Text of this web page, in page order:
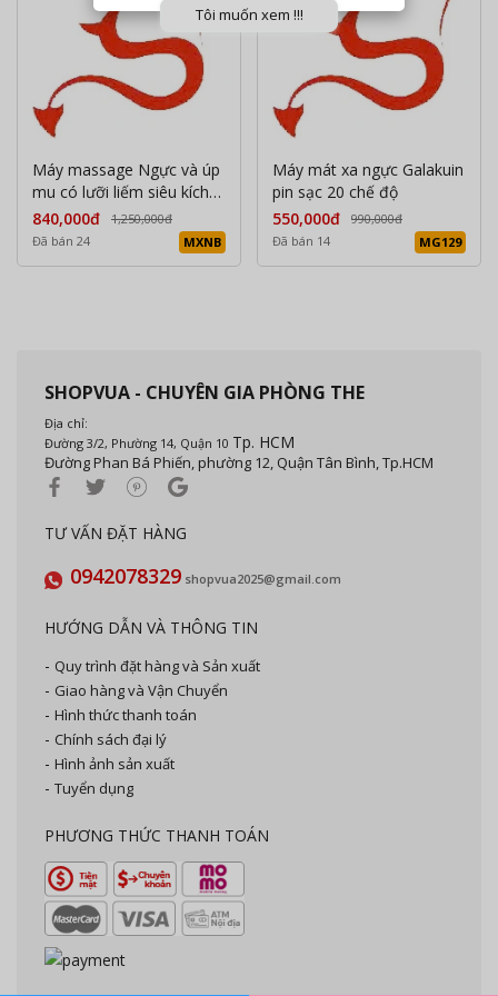
Máy massage Ngực và úp
mu có lưỡi liếm siêu kích
thích
840,000đ
1,250,000đ
Đã bán 24
MXNB
Máy mát xa ngực Galakuin
pin sạc 20 chế độ
550,000đ
990,000đ
Đã bán 14
MG129
SHOPVUA - CHUYÊN GIA PHÒNG THE
Địa chỉ:
Đường 3/2, Phường 14, Quận 10 Tp. HCM
Đường Phan Bá Phiến, phường 12, Quận Tân Bình, Tp.HCM
TƯ VẤN ĐẶT HÀNG
0942078329 shopvua2025@gmail.com
HƯỚNG DẪN VÀ THÔNG TIN
Quy trình đặt hàng và Sản xuất
Giao hàng và Vận Chuyển
Hình thức thanh toán
Chính sách đại lý
Hình ảnh sản xuất
Tuyển dụng
PHƯƠNG THỨC THANH TOÁN
Tôi muốn xem !!!